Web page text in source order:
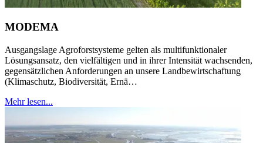
MODEMA
Ausgangslage Agroforstsysteme gelten als multifunktionaler
Lösungsansatz, den vielfältigen und in ihrer Intensität wachsenden,
gegensätzlichen Anforderungen an unsere Landbewirtschaftung
(Klimaschutz, Biodiversität, Ernä…
Mehr lesen...